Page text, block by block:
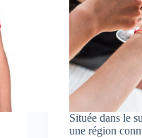
Située dans le
une région